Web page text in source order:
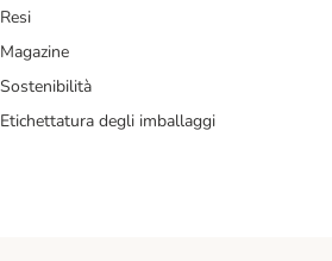
Resi
Magazine
Sostenibilità
Etichettatura degli imballaggi